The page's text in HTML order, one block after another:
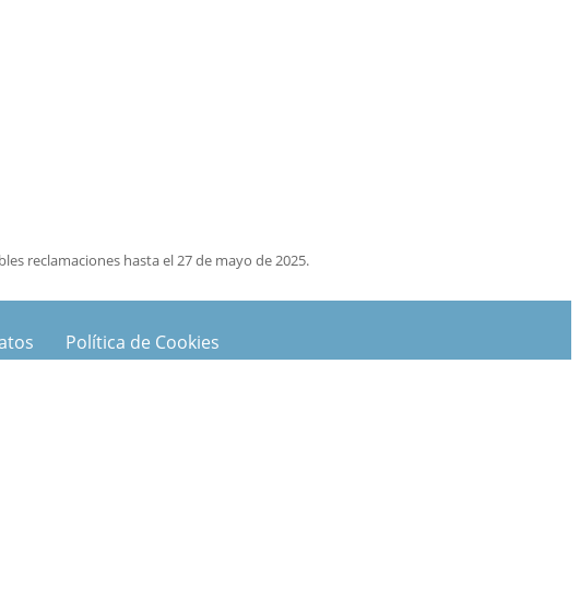
reclamaciones hasta el 27 de mayo de 2025.
Política de Cookies